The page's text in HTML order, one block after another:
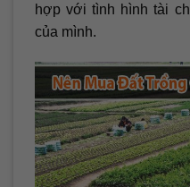
hợp với tình hình tài
của mình.